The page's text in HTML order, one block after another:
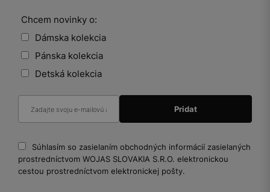
Chcem novinky o:
Dámska kolekcia
Pánska kolekcia
Detská kolekcia
Súhlasím so zasielaním obchodných informácií zasielaných
prostredníctvom WOJAS SLOVAKIA S.R.O. elektronickou
cestou prostredníctvom elektronickej pošty.